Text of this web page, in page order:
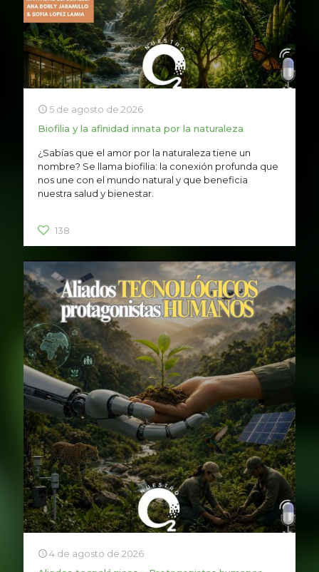
5 de agosto de 2026
Biofilia y la afinidad innata por la naturaleza
¿Sabías que el amor por la naturaleza tiene un
nombre? Se llama biofilia: la conexión profunda que
nos une con el mundo natural y que beneficia
nuestra salud y bienestar.
138
4 de agosto de 2026